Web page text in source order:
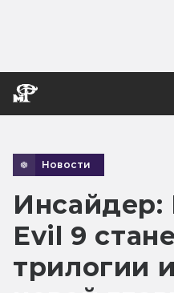
Новости
Инсайдер:
Evil 9
трилогии